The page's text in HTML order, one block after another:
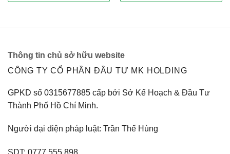
Thông tin chủ sở hữu website
CÔNG TY CỔ PHẦN ĐẦU TƯ MK HOLDING
GPKD số 0315677885 cấp bởi Sở Kế Hoạch & Đầu Tư
Thành Phố Hồ Chí Minh.
Người đại diện pháp luật: Trần Thế Hùng